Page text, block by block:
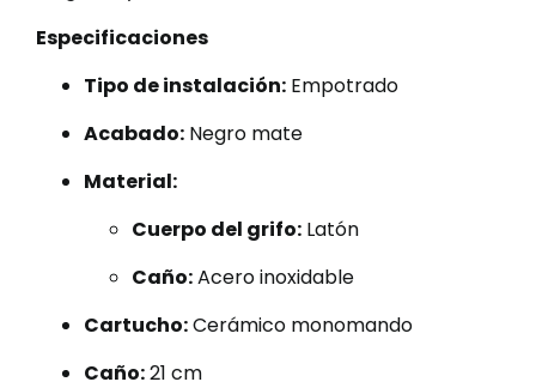
Especificaciones
Tipo de instalación: Empotrado
Acabado: Negro mate
Material:
Cuerpo del grifo: Latón
Caño:Acero inoxidable
Cartucho:Cerámico monomando
Caño:21 cm